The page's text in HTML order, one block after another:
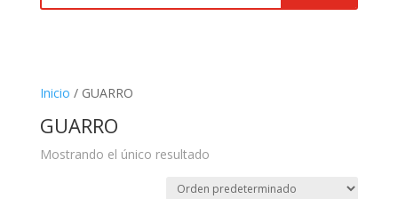
Inicio / GUARRO
GUARRO
Mostrando el único resultado